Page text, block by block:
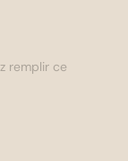
remplir ce